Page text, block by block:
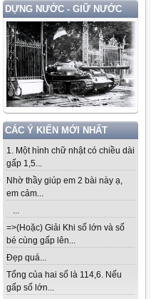
DỰNG NƯỚC - GIỮ NƯỚC
CÁC Ý KIẾN MỚI NHẤT
1. Một hình chữ nhật có chiều dài
gấp 1,5...
Nhờ thầy giúp em 2 bài này ạ,
em cảm...
...
=>(Hoặc) Giải Khi số lớn và số
bé cùng gấp lên...
Đẹp quá...
Tổng của hai số là 114,6. Nếu
gấp số lớn...